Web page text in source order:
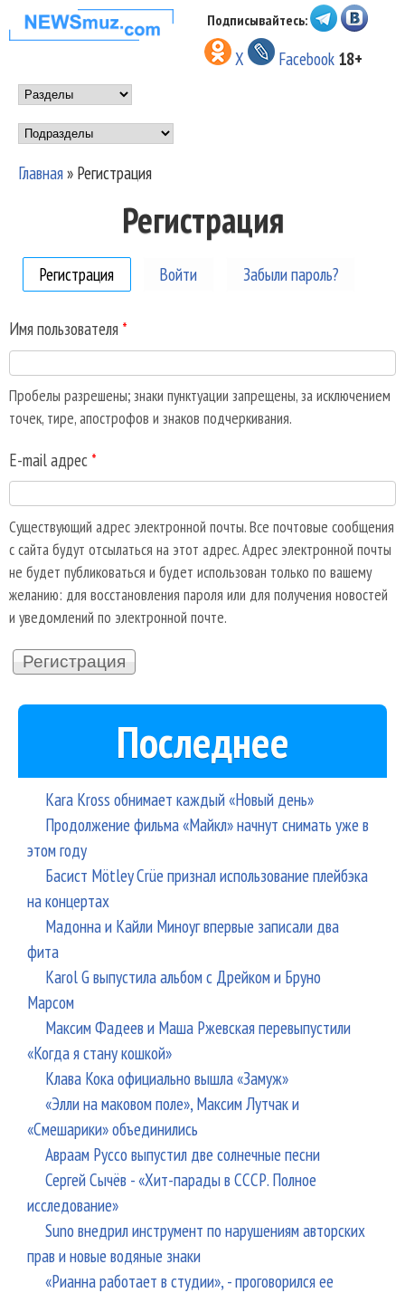
Перейти к основному
содержанию
НОВОСТИ
МУЗЫКИ И
ШОУ БИЗНЕСА
NEWSMUZ.COM
Подписывайтесь:
X Facebook 18+
Main menu
Подразделы
Главная» Регистрация
Регистрация
Регистрация (активная вкладка)
Войти Забыли пароль?
Имя пользователя *
Пробелы разрешены; знаки пунктуации запрещены, за исключением
точек, тире, апострофов и знаков подчеркивания.
E-mail адрес *
Существующий адрес электронной почты. Все почтовые сообщения
с сайта будут отсылаться на этот адрес. Адрес электронной почты
не будет публиковаться и будет использован только по вашему
желанию: для восстановления пароля или для получения новостей
и уведомлений по электронной почте.
Последнее
Kara Kross обнимает каждый «Новый день»
Продолжение фильма «Майкл» начнут снимать уже в
этом году
Басист Mötley Crüe признал использование плейбэка
на концертах
Мадонна и Кайли Миноуг впервые записали два
фита
Karol G выпустила альбом с Дрейком и Бруно
Марсом
Максим Фадеев и Маша Ржевская перевыпустили
«Когда я стану кошкой»
Клава Кока официально вышла «Замуж»
«Элли на маковом поле», Максим Лутчак и
«Смешарики» объединились
Авраам Руссо выпустил две солнечные песни
Сергей Сычёв - «Хит-парады в СССР. Полное
исследование»
Suno внедрил инструмент по нарушениям авторских
прав и новые водяные знаки
«Рианна работает в студии», - проговорился ее